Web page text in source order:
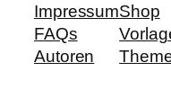
Impressum
FAQs
Autoren
Shop